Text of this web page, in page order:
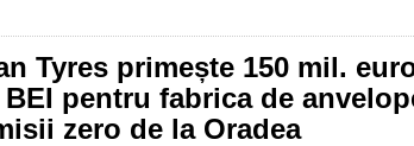
Tyres primește 150 mil.
BEI pentru fabrica de
zero de la Oradea